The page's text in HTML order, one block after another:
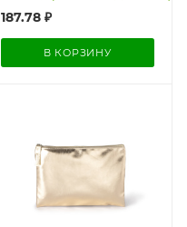
187.78₽
В КОРЗИНУ